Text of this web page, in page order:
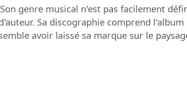
genre musical n'est pas facilement
Sa discographie comprend l'album
avoir laissé sa marque sur le